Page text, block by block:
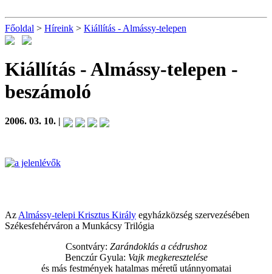
Főoldal > Híreink > Kiállítás - Almássy-telepen
Kiállítás - Almássy-telepen -
beszámoló
2006. 03. 10. |
Az Almássy-telepi Krisztus Király egyházközség szervezésében
Székesfehérváron a Munkácsy Trilógia
Csontváry: Zarándoklás a cédrushoz
Benczúr Gyula: Vajk megkeresztelése
és más festmények hatalmas méretű utánnyomatai